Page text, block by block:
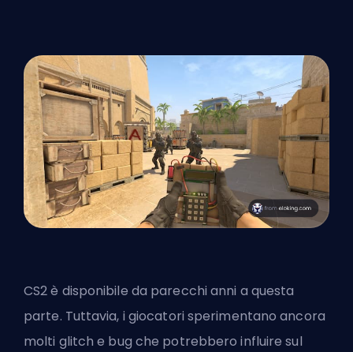
CS2 è disponibile da parecchi anni a questa
parte. Tuttavia, i giocatori sperimentano ancora
molti glitch e bug che potrebbero influire sul